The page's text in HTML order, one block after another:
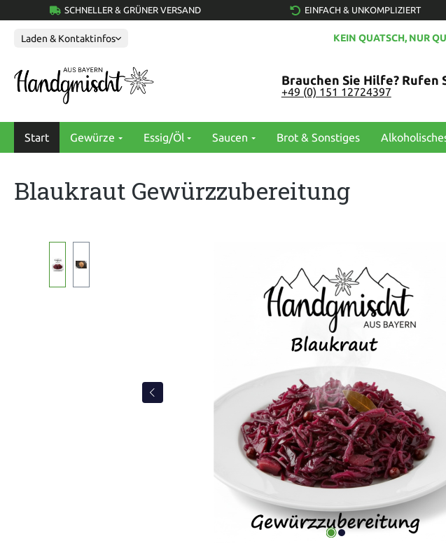
Zur Hauptnavigation springen
SCHNELLER & GRÜNER VERSAND EINFACH & UNKOMPLIZIERT
Laden & Kontaktinfos KEIN QUATSCH, NUR
Brauchen Sie Hilfe? Rufen
+49 (0) 151 12724397
Start Gewürze Essig/Öl Saucen Brot & Sonstiges
Blaukraut Gewürzzubereitung